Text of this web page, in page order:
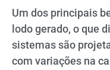
Um dos principais
lodo gerado, o que
sistemas são
com variações na